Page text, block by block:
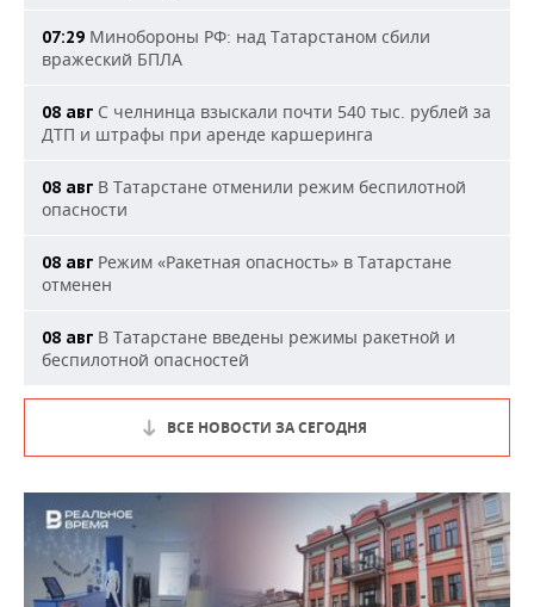
07:29 Минобороны РФ: над Татарстаном сбили
вражеский БПЛА
08 авг С челнинца взыскали почти 540 тыс. рублей за
ДТП и штрафы при аренде каршеринга
08 авг В Татарстане отменили режим беспилотной
опасности
08 авг Режим «Ракетная опасность» в Татарстане
отменен
08 авг В Татарстане введены режимы ракетной и
беспилотной опасностей
ВСЕ НОВОСТИ ЗА СЕГОДНЯ